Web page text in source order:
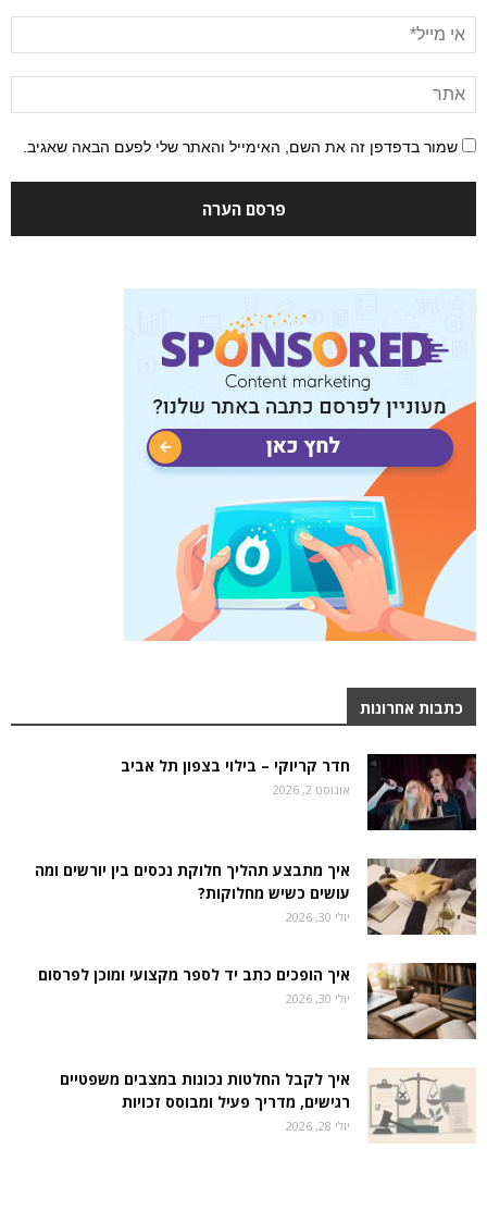
שמור בדפדפן זה את השם, האימייל והאתר שלי לפעם הבאה שאגיב.
כתבות אחרונות
חדר קריוקי – בילוי בצפון תל אביב
אוגוסט 2, 2026
איך מתבצע תהליך חלוקת נכסים בין יורשים ומה
עושים כשיש מחלוקות?
יולי 30, 2026
איך הופכים כתב יד לספר מקצועי ומוכן לפרסום
יולי 30, 2026
איך לקבל החלטות נכונות במצבים משפטיים
רגישים, מדריך פעיל ומבוסס זכויות
יולי 28, 2026